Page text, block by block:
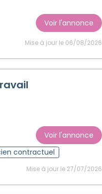
Voir l'annonce
Mise à jour le 06/08/2026
Voir l'annonce
contractuel
Mise à jour le 27/07/2026